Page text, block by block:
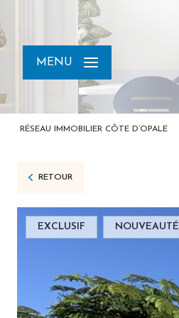
MENU
RÉSEAU IMMOBILIER CÔTE D’OPALE
RETOUR
EXCLUSIF NOUVEAUTÉ